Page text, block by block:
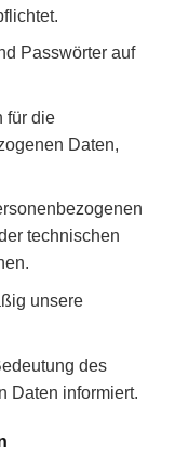
Passwörter auf
für die
Daten,
technischen
unsere
des
Daten informiert.